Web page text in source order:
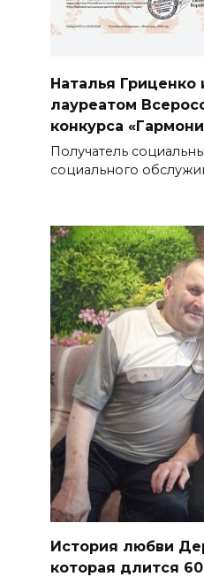
Наталья
лауреатом
конкурса
Получатель
социального
История любви
которая длится